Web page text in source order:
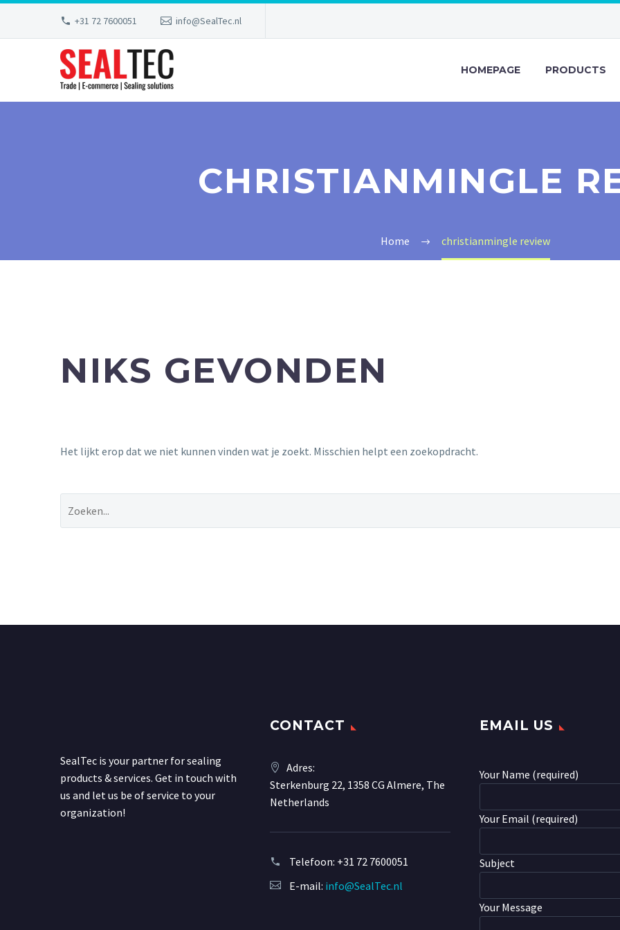
+31 72 7600051 info@SealTec.nl
HOMEPAGE PRODUCTS
CHRISTIANMINGLE
Home christianmingle review
NIKS GEVONDEN
Het lijkt erop dat we niet kunnen vinden wat je zoekt. Misschien helpt een zoekopdracht.
SealTec is your partner for sealing
products & services. Get in touch with
us and let us be of service to your
organization!
CONTACT
Adres:
Sterkenburg 22, 1358 CG Almere, The
Netherlands
Telefoon: +31 72 7600051
E-mail: info@SealTec.nl
EMAIL US
Your Name (required)
Your Email (required)
Subject
Your Message